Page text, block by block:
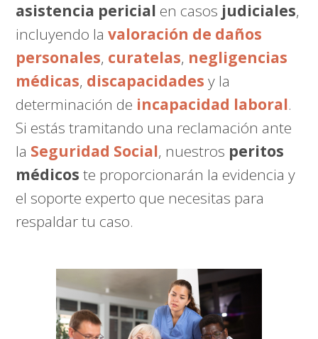
asistencia pericial en casos judiciales,
incluyendo lavaloración de daños
personales, curatelas, negligencias
médicas, discapacidades y la
determinación de incapacidad laboral.
Si estás tramitando una reclamación ante
la Seguridad Social, nuestros peritos
médicos te proporcionarán la evidencia y
el soporte experto que necesitas para
respaldar tu caso.